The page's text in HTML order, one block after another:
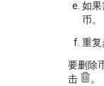
如果
币。
重复
要删除
击
。